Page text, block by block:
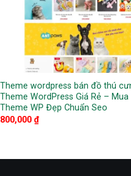
Theme wordpress bán đồ thú
Theme WordPress Giá Rẻ – Mua
Theme WP Đẹp Chuẩn Seo
800,000 ₫